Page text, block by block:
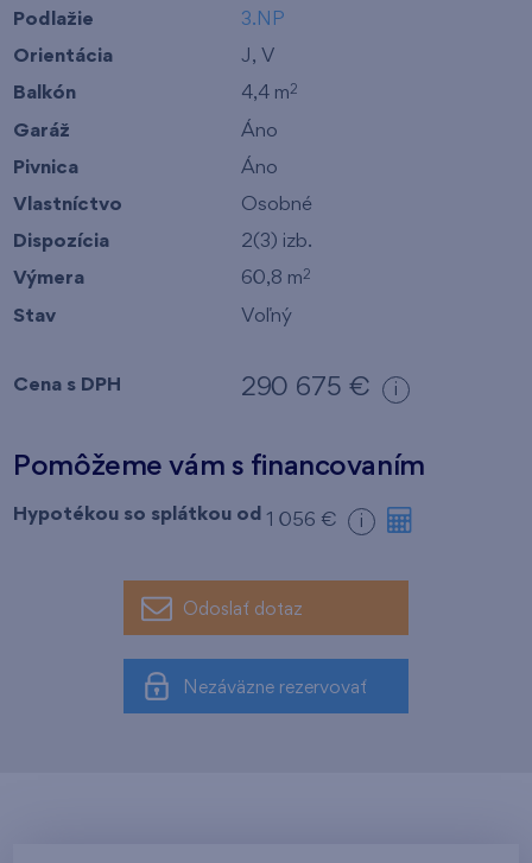
Podlažie 3.NP
Orientácia J, V
Balkón 4,4 m2
Garáž Áno
Pivnica Áno
Vlastníctvo Osobné
Dispozícia 2(3) izb.
Výmera 60,8 m2
Stav Voľný
Cena s DPH 290 675 € i
Pomôžeme vám s financovaním
Hypotékou so splátkou od 1 056 € i
Odoslať dotaz
Nezáväzne rezervovať